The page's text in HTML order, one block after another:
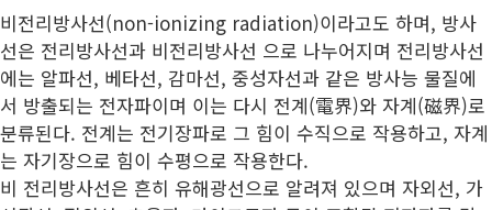
TRACES…
2023-12-08 [와이즈맥스 뉴스] 금호건설 파주시 환경순환센터
현대화…
2023-12-08[와이즈맥스 뉴스] 현대무벡스 한국타이어에 스마
트물류 …
2023-12-06[와이즈맥스 뉴스] 한수원 에너지절약 캠페인 진행
2023-12-05[와이즈맥스 뉴스] 유니스트 세계 최초 초저전력
'AI…
2023-12-05[와이즈맥스 뉴스] 에스엘에스바이오, 다국적사와
mRN…
2023-12-04 [와이즈맥스 뉴스] 환경공단, 무색 페트병 자원순환
체…2023-12-04[와이즈맥스 뉴스] aT, 식자재 유통 선진화 전략
모…
2023-12-04[와이즈맥스 뉴스] 제주에너지공사 컨소시엄 동부
대규모…
2023-11-28 [와이즈맥스 뉴스] 한미반도체 듀얼 TC 본더 그리
비전리방사선(non-ionizing radiation)이라고도 하며, 방사
선은 전리방사선과 비전리방사선 으로 나누어지며 전리방사선
에는 알파선, 베타선, 감마선, 중성자선과 같은 방사능 물질에
서 방출되는 전자파이며 이는 다시 전계(電界)와 자계(磁界)로
분류된다. 전계는 전기장파로 그 힘이 수직으로 작용하고, 자계
는 자기장으로 힘이 수평으로 작용한다.
비 전리방사선은 흔히 유해광선으로 알려져 있으며 자외선, 가